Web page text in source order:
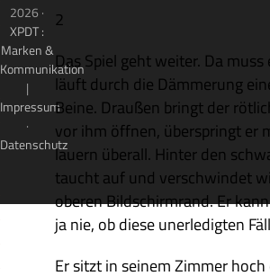
2
Das Spiel geht wei­ter. Da
läuft durch die Däm­me­rung
Beine. Drau­ßen bringt der
vor ihm öff­nen, über­springt er
lau­ern über­all. Hin­ter den
taucht auf und ver­schwin­det
obe­ren Bild­schirm­rand. Er
ja nie, ob diese uner­le­dig­ten
Er sitzt in sei­nem Zim­mer
2026 ·
XPDT :
Marken &
Kommunikation
|
Impressum
·
Datenschutz